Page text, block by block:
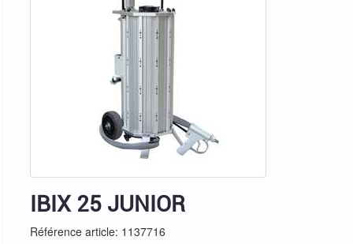
IBIX 25 JUNIOR
Référence article: 1137716